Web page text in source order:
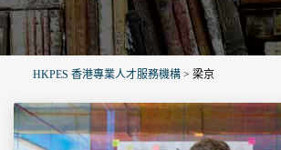
HKPES 香港專業人才服務機構 > 梁京